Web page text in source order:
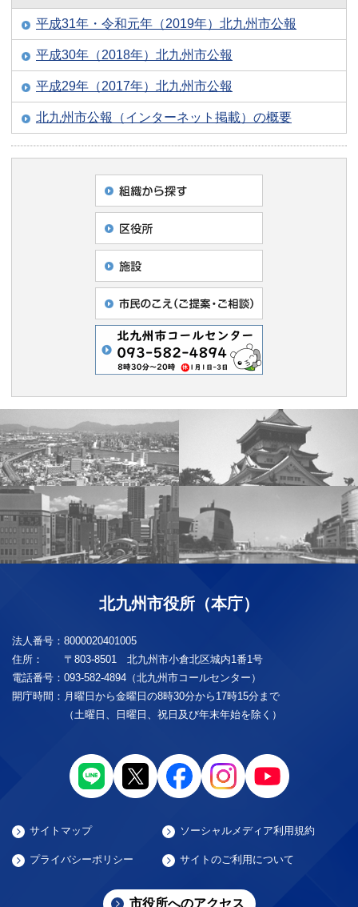
平成31年・令和元年（2019年）北九州市公報
平成30年（2018年）北九州市公報
平成29年（2017年）北九州市公報
北九州市公報（インターネット掲載）の概要
北九州市役所（本庁）
法人番号： 8000020401005
住所：
〒803-8501 北九州市小倉北区城内1番1号
電話番号： 093-582-4894（北九州市コールセンター）
開庁時間： 月曜日から金曜日の8時30分から17時15分まで
（土曜日、日曜日、祝日及び年末年始を除く）
サイトマップ ソーシャルメディア利用規約
プライバシーポリシー サイトのご利用について
市役所へのアクセス